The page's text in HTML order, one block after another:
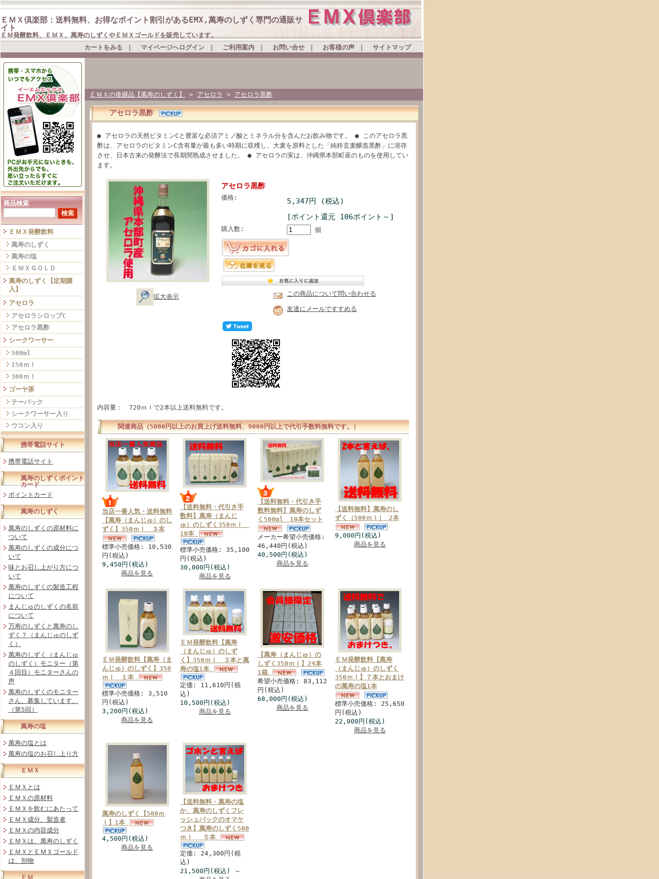
ＥＭＸ倶楽部：送料無料、お得なポイント割引があるEMX,萬寿のしずく専門の通販サ
イト
ＥＭ発酵飲料、ＥＭＸ、萬寿のしずくやＥＭＸゴールドを販売しています。
カートをみる
マイページへログイン ご利用案内 お問い合せ お客様の声 サイトマップ
商品検索
ＥＭＸ発酵飲料
萬寿のしずく
萬寿の塩
ＥＭＸＧＯＬＤ
萬寿のしずく【定期購
入】
アセロラ
アセロラシロップC
アセロラ黒酢
シークワーサー
500ml
150ｍｌ
300ｍｌ
ゴーヤ茶
テーパック
シークワーサー入り
ウコン入り
携帯電話サイト
携帯電話サイト
萬寿のしずくポイント
カード
ポイントカード
萬寿のしずく
萬寿のしずくの原材料に
ついて
萬寿のしずくの成分につ
いて
味とお召し上がり方につ
いて
萬寿のしずくの製造工程
について
まんじゅのしずくの名前
について
万寿のしずくと萬寿のし
ずく？（まんじゅのしず
く）
萬寿のしずく（まんじゅ
のしずく）モニター（第
４回目）モニターさんの
声
萬寿のしずくのモニター
さん、募集しています。
（第5回）
萬寿の塩
萬寿の塩とは
萬寿の塩のお召し上り方
ＥＭＸ
ＥＭＸとは
ＥＭＸの原材料
ＥＭＸを飲むにあたって
ＥＭＸ成分、製造者
ＥＭＸの内容成分
ＥＭＸは、萬寿のしずく
ＥＭＸとＥＭＸゴールド
は、別物
ＥＭ
ＥＭＸの後継品【萬寿のしずく】 > アセロラ > アセロラ黒酢
アセロラ黒酢
● アセロラの天然ビタミンCと豊富な必須アミノ酸とミネラル分を含んだお飲み物です。 ● このアセロラ黒
酢は、アセロラのビタミンC含有量が最も多い時期に収穫し、大麦を原料とした「純粋玄麦醸造黒酢」に溶存
させ、日本古来の発酵法で長期間熟成させました。 ● アセロラの実は、沖縄県本部町産のものを使用してい
ます。
拡大表示
アセロラ黒酢
価格:
5,347円 (税込)
[ポイント還元 106ポイント～]
購入数: 個
この商品について問い合わせる
友達にメールですすめる
内容量： 720ｍｌで2本以上送料無料です。
関連商品（5000円以上のお買上げ送料無料、9000円以上で代引手数料無料です。）
当店一番人気・送料無料
【萬寿（まんじゅ）のし
ずく】350ｍｌ ３本
標準小売価格: 10,530
円(税込)
9,450円(税込)
商品を見る
【送料無料・代引き手
数料】萬寿（まんじ
ゅ）のしずく350ｍｌ
10本
標準小売価格: 35,100
円(税込)
30,000円(税込)
商品を見る
【送料無料・代引き手
数料無料】萬寿のしず
く500ml 10本セット
メーカー希望小売価格:
46,440円(税込)
40,500円(税込)
商品を見る
【送料無料】萬寿のし
ずく（500ｍｌ） 2本
9,000円(税込)
商品を見る
ＥＭ発酵飲料【萬寿（ま
んじゅ）のしずく】350
ｍｌ １本
標準小売価格: 3,510
円(税込)
3,200円(税込)
商品を見る
ＥＭ発酵飲料【萬寿
（まんじゅ）のしず
く】350ｍｌ ３本と萬
寿の塩1本
定価: 11,610円(税
込)
10,500円(税込)
商品を見る
【萬寿（まんじゅ）の
しずく350ｍｌ】24本
1箱
希望小売価格: 83,112
円(税込)
68,000円(税込)
商品を見る
ＥＭ発酵飲料【萬寿
（まんじゅ）のしずく
350ｍｌ】７本とおまけ
の萬寿の塩1本
標準小売価格: 25,650
円(税込)
22,000円(税込)
商品を見る
萬寿のしずく【500ｍ
ｌ】1本
4,500円(税込)
商品を見る
【送料無料・萬寿の塩
か、萬寿のしずくフレ
ッシュパックのオマケ
つき】萬寿のしずく500
ｍｌ ５本
定価: 24,300円(税
込)
21,500円(税込)
～